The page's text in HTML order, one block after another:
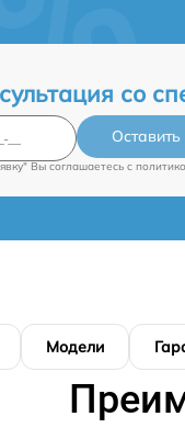
со
Вы соглашаетесь c
Модели